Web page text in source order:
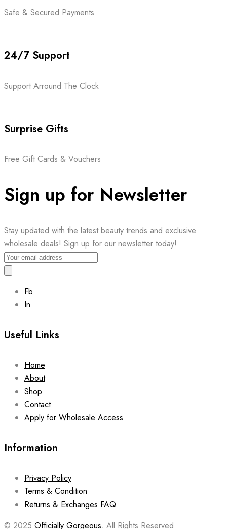
Safe & Secured Payments
24/7 Support
Support Arround The Clock
Surprise Gifts
Free Gift Cards & Vouchers
Sign up for Newsletter
Stay updated with the latest beauty trends and exclusive
wholesale deals! Sign up for our newsletter today!
Fb
In
Useful Links
Home
About
Shop
Contact
Apply for Wholesale Access
Information
Privacy Policy
Terms & Condition
Returns & Exchanges FAQ
© 2025 Officially Gorgeous. All Rights Reserved